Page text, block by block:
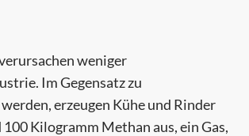
weniger
Im Gegensatz zu
erzeugen Kühe und Rinder
Kilogramm Methan aus, ein Gas,